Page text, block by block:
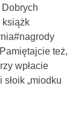
książk
też,
wpłacie
„miodku